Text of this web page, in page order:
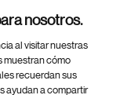
nosotros.
al visitar nuestras
muestran cómo
recuerdan sus
ayudan a compartir